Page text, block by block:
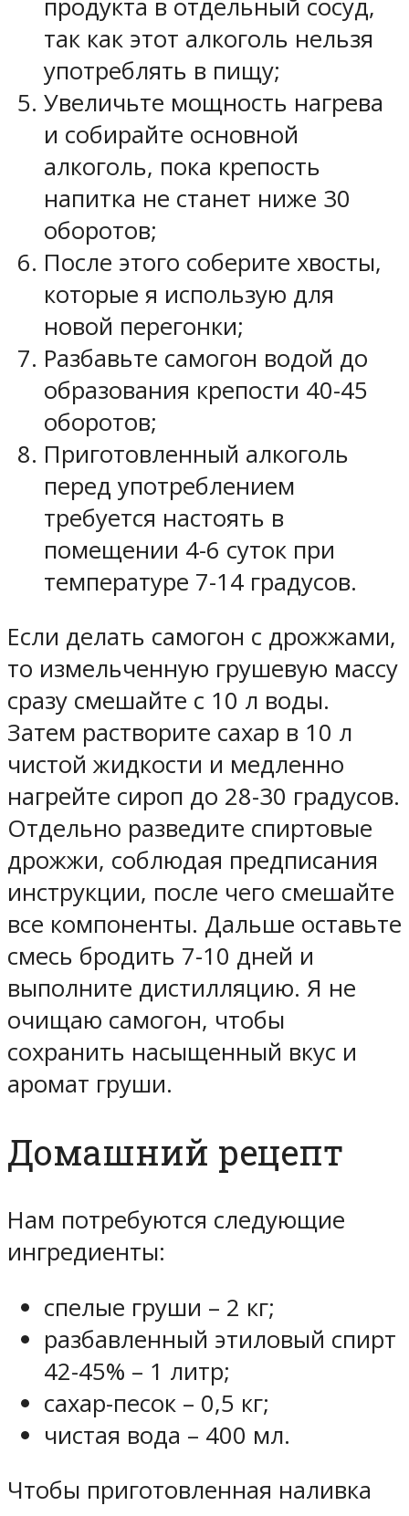
продукта в отдельный сосуд,
так как этот алкоголь нельзя
употреблять в пищу;
Увеличьте мощность нагрева
и собирайте основной
алкоголь, пока крепость
напитка не станет ниже 30
оборотов;
После этого соберите хвосты,
которые я использую для
новой перегонки;
Разбавьте самогон водой до
образования крепости 40-45
оборотов;
Приготовленный алкоголь
перед употреблением
требуется настоять в
помещении 4-6 суток при
температуре 7-14 градусов.
Если делать самогон с дрожжами,
то измельченную грушевую массу
сразу смешайте с 10 л воды.
Затем растворите сахар в 10 л
чистой жидкости и медленно
нагрейте сироп до 28-30 градусов.
Отдельно разведите спиртовые
дрожжи, соблюдая предписания
инструкции, после чего смешайте
все компоненты. Дальше оставьте
смесь бродить 7-10 дней и
выполните дистилляцию. Я не
очищаю самогон, чтобы
сохранить насыщенный вкус и
аромат груши.
Домашний рецепт
Нам потребуются следующие
ингредиенты:
спелые груши – 2 кг;
разбавленный этиловый спирт
42-45% – 1 литр;
сахар-песок – 0,5 кг;
чистая вода – 400 мл.
Чтобы приготовленная наливка